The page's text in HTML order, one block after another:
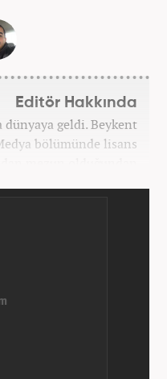
Editör Hakkında
dünyaya geldi. Beykent
bölümünde lisans
mezun olduğundan